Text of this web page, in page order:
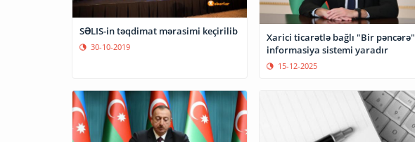
SƏLIS-in təqdimat mərasimi keçirilib
30-10-2019
Xarici ticarətlə bağlı "Bir pəncərə"
informasiya sistemi yaradır
15-12-2025